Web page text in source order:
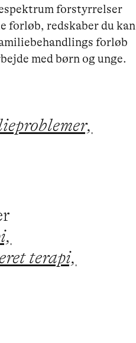
forstyrrelser
forløb, redskaber du kan
forløb
med børn og unge.
terapi,